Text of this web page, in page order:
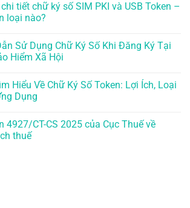
tiết chữ ký số SIM PKI và USB Token –
loại nào?
Sử Dụng Chữ Ký Số Khi Đăng Ký Tại
Hiểm Xã Hội
Hiểu Về Chữ Ký Số Token: Lợi Ích, Loại
Dụng
4927/CT-CS 2025 của Cục Thuế về
thuế